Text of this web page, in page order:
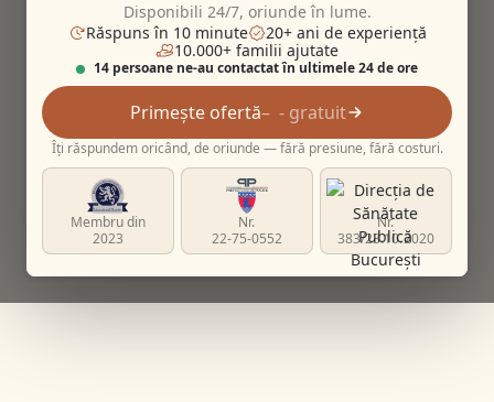
Disponibili 24/7, oriunde în lume.
Răspuns în 10 minute
20+ ani de experiență
10.000+ familii ajutate
14 persoane ne-au contactat în ultimele 24 de ore
Primește ofertă - gratuit
Îți răspundem oricând, de oriunde — fără presiune, fără costuri.
Membru din
2023
Nr.
22-75-0552
Nr.
383/23.10.2020